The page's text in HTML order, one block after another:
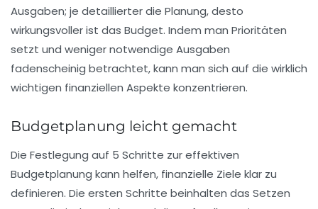
Ausgaben; je detaillierter die Planung, desto
wirkungsvoller ist das Budget. Indem man Prioritäten
setzt und weniger notwendige Ausgaben
fadenscheinig betrachtet, kann man sich auf die wirklich
wichtigen finanziellen Aspekte konzentrieren.
Budgetplanung leicht gemacht
Die Festlegung auf 5 Schritte zur effektiven
Budgetplanung kann helfen, finanzielle Ziele klar zu
definieren. Die ersten Schritte beinhalten das Setzen